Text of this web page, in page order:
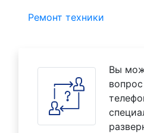
Ремонт техники
Вы